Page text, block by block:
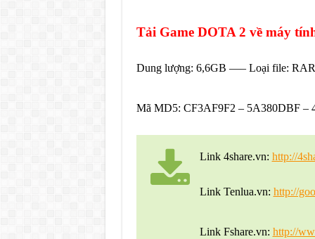
Tải Game DOTA 2 về máy
Dung lượng: 6,6GB —– Loại file: RAR
Mã MD5: CF3AF9F2 – 5A380DBF –
Link 4share.vn: http://
Link Tenlua.vn: http://
Link Fshare.vn: http://